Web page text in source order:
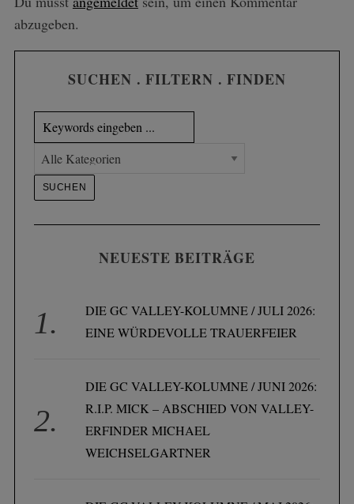
abzugeben.
SUCHEN . FILTERN . FINDEN
NEUESTE BEITRÄGE
DIE GC VALLEY-KOLUMNE / JULI 2026:
EINE WÜRDEVOLLE TRAUERFEIER
DIE GC VALLEY-KOLUMNE / JUNI 2026:
R.I.P. MICK – ABSCHIED VON VALLEY-
ERFINDER MICHAEL
WEICHSELGARTNER